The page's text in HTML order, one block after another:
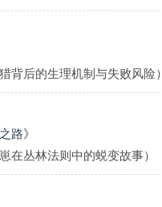
背后的生理机制与失败风险）
路》
在丛林法则中的蜕变故事）